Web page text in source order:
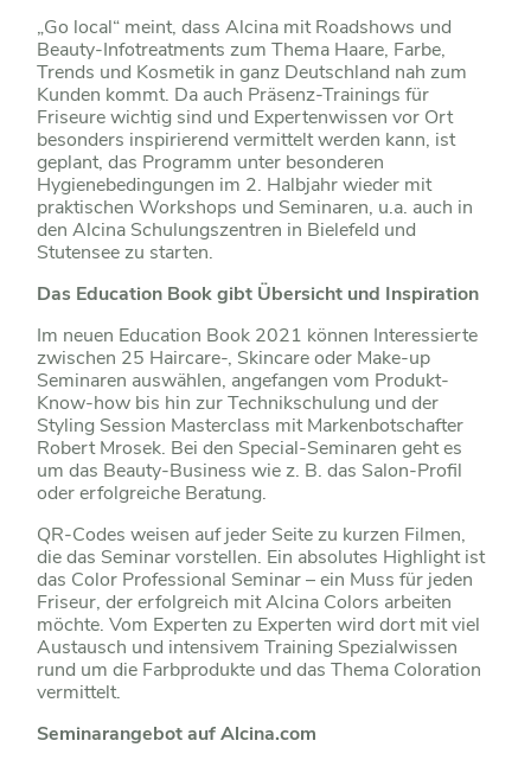
„Go local“ meint, dass Alcina mit Roadshows und
Beauty-Infotreatments zum Thema Haare, Farbe,
Trends und Kosmetik in ganz Deutschland nah zum
Kunden kommt. Da auch Präsenz-Trainings für
Friseure wichtig sind und Expertenwissen vor Ort
besonders inspirierend vermittelt werden kann, ist
geplant, das Programm unter besonderen
Hygienebedingungen im 2. Halbjahr wieder mit
praktischen Workshops und Seminaren, u.a. auch in
den Alcina Schulungszentren in Bielefeld und
Stutensee zu starten.
Das Education Book gibt Übersicht und Inspiration
Im neuen Education Book 2021 können Interessierte
zwischen 25 Haircare-, Skincare oder Make-up
Seminaren auswählen, angefangen vom Produkt-
Know-how bis hin zur Technikschulung und der
Styling Session Masterclass mit Markenbotschafter
Robert Mrosek. Bei den Special-Seminaren geht es
um das Beauty-Business wie z. B. das Salon-Profil
oder erfolgreiche Beratung.
QR-Codes weisen auf jeder Seite zu kurzen Filmen,
die das Seminar vorstellen. Ein absolutes Highlight ist
das Color Professional Seminar – ein Muss für jeden
Friseur, der erfolgreich mit Alcina Colors arbeiten
möchte. Vom Experten zu Experten wird dort mit viel
Austausch und intensivem Training Spezialwissen
rund um die Farbprodukte und das Thema Coloration
vermittelt.
Seminarangebot auf Alcina.com